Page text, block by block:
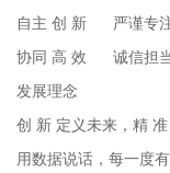
自主 创 新 严谨专
协同 高 效 诚信担
发展理念
创 新 定义未来，精
用数据说话，每一度